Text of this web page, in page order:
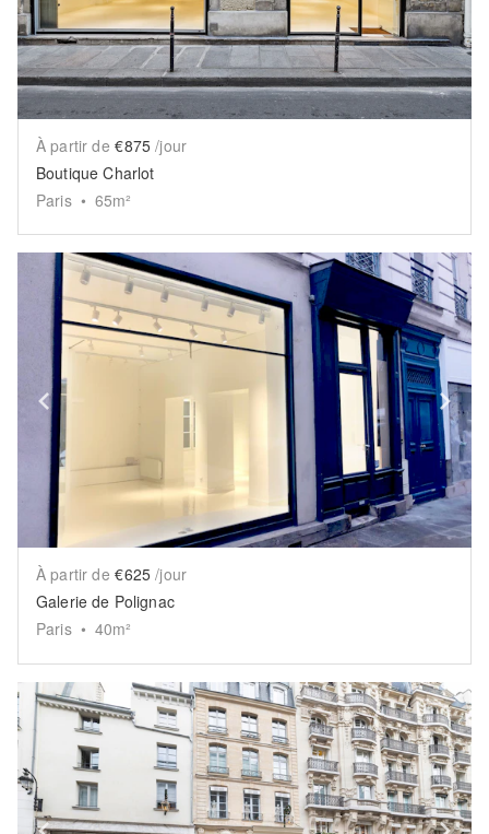
À partir de €875 /jour
Boutique Charlot
Paris • 65m²
Show previous slide
À partir de €625 /jour
Galerie de Polignac
Paris • 40m²
Show previous slide